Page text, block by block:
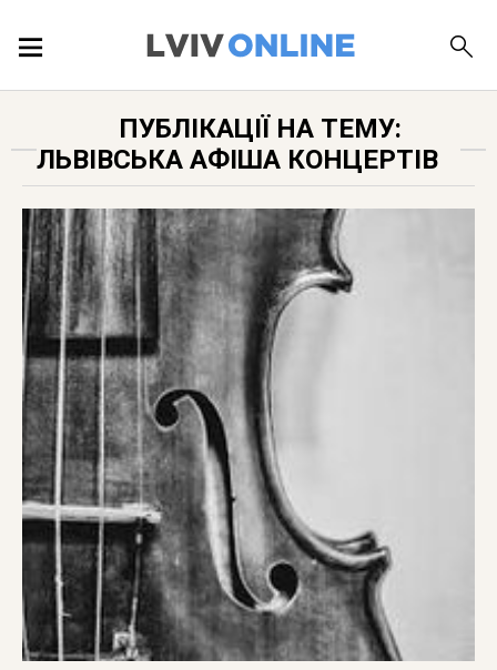
ЛОКАЦІЇ
ПУБЛІКАЦІЇ
ДОВІДКА
ПУБЛІКАЦІЇ НА ТЕМУ:
ЛЬВІВСЬКА АФІША КОНЦЕРТІВ